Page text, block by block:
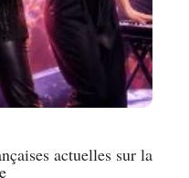
actuelles sur la